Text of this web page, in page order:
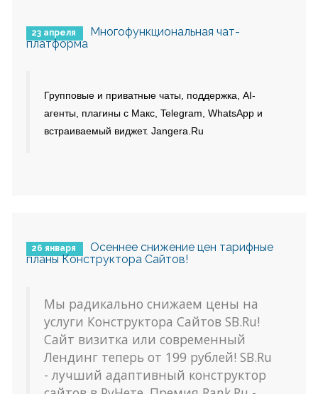
23 апреля
Многофункциональная чат-
платформа
Групповые и приватные чаты, поддержка, AI-
агенты, плагины с Макс, Telegram, WhatsApp и
встраиваемый виджет. Jangera.Ru
26 января
Осеннее снижение цен тарифные
планы Конструктора Сайтов!
Мы радикально снижаем цены на
услуги Конструктора Сайтов SB.Ru!
Сайт визитка или современный
Лендинг теперь от 199 рублей! SB.Ru
- лучший адаптивный конструктор